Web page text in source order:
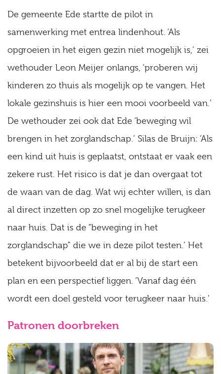
De gemeente Ede startte de pilot in
samenwerking met entrea lindenhout. ‘Als
opgroeien in het eigen gezin niet mogelijk is,’ zei
wethouder Leon Meijer onlangs, ‘proberen wij
kinderen zo thuis als mogelijk op te vangen. Het
lokale gezinshuis is hier een mooi voorbeeld van.’
De wethouder zei ook dat Ede ‘beweging wil
brengen in het zorglandschap.’ Silas de Bruijn: ‘Als
een kind uit huis is geplaatst, ontstaat er vaak een
zekere rust. Het risico is dat je dan overgaat tot
de waan van de dag. Wat wij echter willen, is dan
al direct inzetten op zo snel mogelijke terugkeer
naar huis. Dat is de “beweging in het
zorglandschap” die we in deze pilot testen.’ Het
betekent bijvoorbeeld dat er al bij de start een
plan en een perspectief liggen. ‘Vanaf dag één
wordt een doel gesteld voor terugkeer naar huis.’
Patronen doorbreken